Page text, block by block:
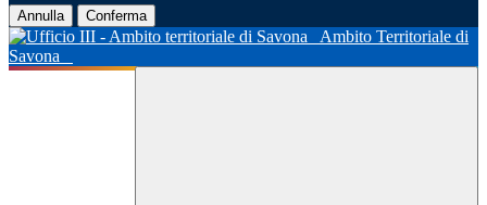
Annulla Conferma
Ambito Territoriale di
Savona